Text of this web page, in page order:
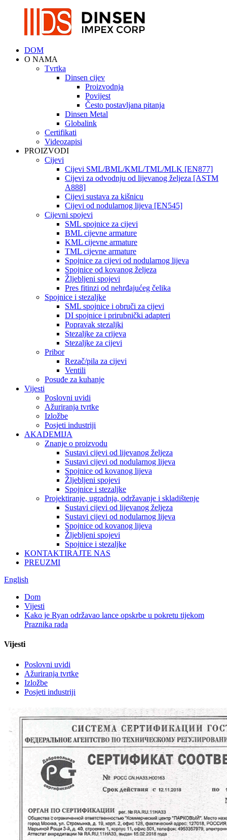
DOM
O NAMA
Tvrtka
Dinsen cijev
Proizvodnja
Povijest
Često postavljana pitanja
Dinsen Metal
Globalink
Certifikati
Videozapisi
PROIZVODI
Cijevi
Cijevi SML/BML/KML/TML/MLK [EN877]
Cijevi za odvodnju od lijevanog željeza [ASTM
A888]
Cijevi sustava za kišnicu
Cijevi od nodularnog lijeva [EN545]
Cijevni spojevi
SML spojnice za cijevi
BML cijevne armature
KML cijevne armature
TML cijevne armature
Spojnice za cijevi od nodularnog lijeva
Spojnice od kovanog željeza
Žljebljeni spojevi
Pres fitinzi od nehrđajućeg čelika
Spojnice i stezaljke
SML spojnice i obruči za cijevi
DI spojnice i prirubnički adapteri
Popravak stezaljki
Stezaljke za crijeva
Stezaljke za cijevi
Pribor
Rezač/pila za cijevi
Ventili
Posuđe za kuhanje
Vijesti
Poslovni uvidi
Ažuriranja tvrtke
Izložbe
Posjeti industriji
AKADEMIJA
Znanje o proizvodu
Sustavi cijevi od lijevanog željeza
Sustavi cijevi od nodularnog lijeva
Spojnice od kovanog lijeva
Žljebljeni spojevi
Spojnice i stezaljke
Projektiranje, ugradnja, održavanje i skladištenje
Sustavi cijevi od lijevanog željeza
Sustavi cijevi od nodularnog lijeva
Spojnice od kovanog lijeva
Žljebljeni spojevi
Spojnice i stezaljke
KONTAKTIRAJTE NAS
PREUZMI
English
Dom
Vijesti
Kako je Ryan održavao lance opskrbe u pokretu tijekom
Praznika rada
Vijesti
Poslovni uvidi
Ažuriranja tvrtke
Izložbe
Posjeti industriji